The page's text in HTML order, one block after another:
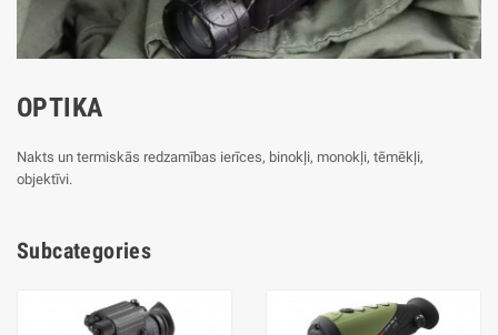
OPTIKA
Nakts un termiskās redzamības ierīces, binokļi, monokļi, tēmēkļi,
objektīvi.
Subcategories